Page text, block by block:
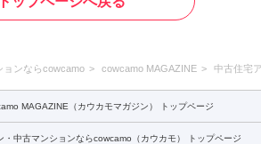
ョンならcowcamo cowcamo MAGAZINE 中古住宅
MAGAZINE（カウカモマガジン） トップページ
・中古マンションならcowcamo（カウカモ） トップページ